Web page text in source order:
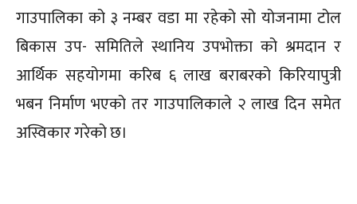
गाउपालिका को ३ नम्बर वडा मा रहेको सो योजनामा टोल
बिकास उप- समितिले स्थानिय उपभोक्ता को श्रमदान र
आर्थिक सहयोगमा करिब ६ लाख बराबरको किरियापुत्री
भबन निर्माण भएको तर गाउपालिकाले २ लाख दिन समेत
अस्विकार गरेको छ।